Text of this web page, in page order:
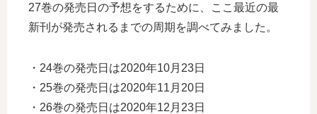
27巻の発売日の予想をするために、ここ最近の最
新刊が発売されるまでの周期を調べてみました。
・24巻の発売日は2020年10月23日
・25巻の発売日は2020年11月20日
・26巻の発売日は2020年12月23日